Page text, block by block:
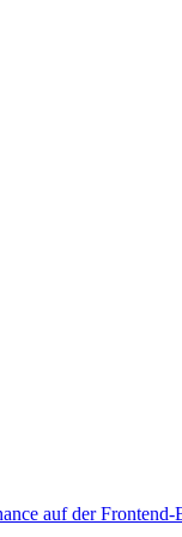
auf der Frontend-